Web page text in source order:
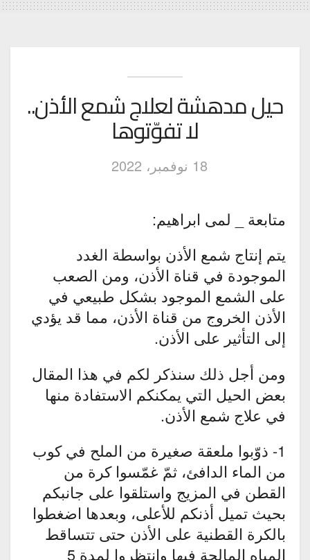
حيل مدهشة لعلاج شمع الأذن..
لا تفوّتوها
18 نوفمبر، 2022
متابعة _ لمى ابراهيم:
يتم إنتاج شمع الأذن بواسطة الغدد
الموجودة في قناة الأذن، ومن الصعب
على الشمع الموجود بشكل طبيعي في
الأذن الخروج من قناة الأذن، مما قد يؤدي
إلى التأثير على الأذن.
ومن أجل ذلك سنذكر لكم في هذا المقال
بعض الحيل التي يمكنكم الاستفادة منها
في علاج شمع الأذن.
1- ذوّبوا ملعقة صغيرة من الملح في كوب
من الماء الدافئ، ثمّ غمّسوا كرة من
القطن في المزيج واستلقوا على جانبكم
بحيث تميل أذنكم للأعلى، وبعدها اضغطوا
بالكرة القطنية على الأذن حتى تتساقط
المياه المالحة فيها وانتظروا لمدة 5